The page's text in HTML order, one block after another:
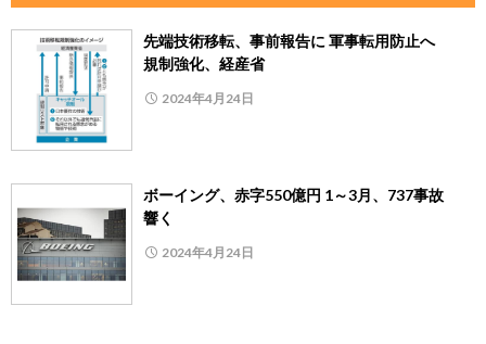
先端技術移転、事前報告に 軍事転用防止へ
規制強化、経産省
2024年4月24日
ボーイング、赤字550億円 1～3月、737事故
響く
2024年4月24日